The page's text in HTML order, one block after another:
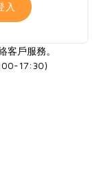
入
客戶服務。
17:30)